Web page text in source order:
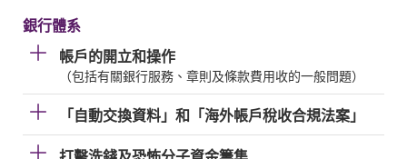
銀行體系
帳戶的開立和操作
（包括有關銀行服務、章則及條款費用收的一般問題）
「自動交換資料」和「海外帳戶稅收合規法案」